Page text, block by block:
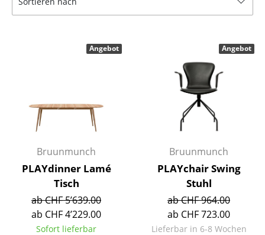
Gartentische
Aufbewahren
Regale & Schränke
Bücherregale
Wandregale
Sideboards & Kommoden
TV Möbel
Bruunmunch
PLAYdinner Lamé
Tisch
ab CHF 5’639.00
ab CHF 4’229.00
Sofort lieferbar
Angebot
Bruunmunch
PLAYchair Swing
Stuhl
ab CHF 964.00
ab CHF 723.00
Lieferbar in 6-8 Wochen
Angebot